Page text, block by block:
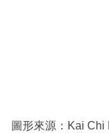
圖形來源：Kai Chi